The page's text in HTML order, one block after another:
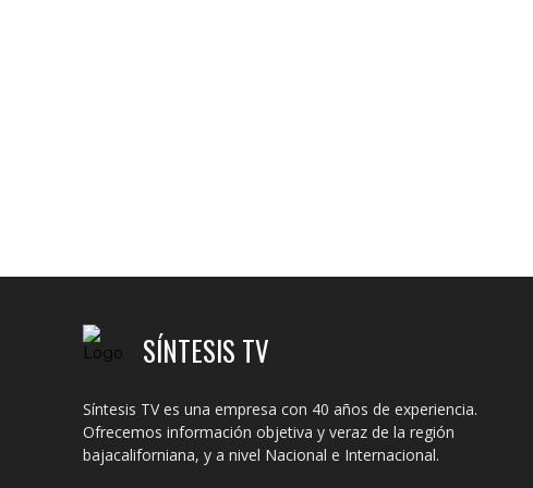
SÍNTESIS TV
Síntesis TV es una empresa con 40 años de experiencia.
Ofrecemos información objetiva y veraz de la región
bajacaliforniana, y a nivel Nacional e Internacional.